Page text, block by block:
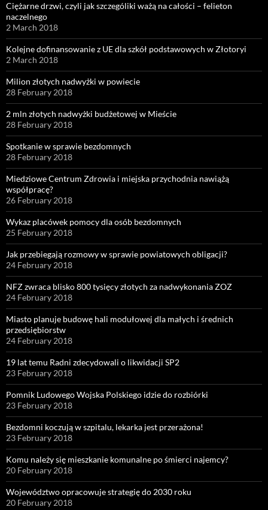
Ciężarne drzwi, czyli jak szczególiki ważą na całości – felieton
naczelnego
2 March 2018
Kolejne dofinansowanie z UE dla szkół podstawowych w Złotoryi
2 March 2018
Milion złotych nadwyżki w powiecie
28 February 2018
2 mln złotych nadwyżki budżetowej w Mieście
28 February 2018
Spotkanie w sprawie bezdomnych
28 February 2018
Miedziowe Centrum Zdrowia i miejska przychodnia nawiążą
współpracę?
26 February 2018
Wykaz placówek pomocy dla osób bezdomnych
25 February 2018
Jak przebiegają rozmowy w sprawie powiatowych obligacji?
24 February 2018
NFZ zwraca blisko 800 tysięcy złotych za nadwykonania ZOZ
24 February 2018
Miasto planuje budowę hali modułowej dla małych i średnich
przedsiębiorstw
24 February 2018
19 lat temu Radni zdecydowali o likwidacji SP2
23 February 2018
Pomnik Ludowego Wojska Polskiego idzie do rozbiórki
23 February 2018
Bezdomni koczują w szpitalu, lekarka jest przerażona!
23 February 2018
Komu należy się mieszkanie komunalne po śmierci najemcy?
20 February 2018
Województwo opracowuje strategię do 2030 roku
20 February 2018